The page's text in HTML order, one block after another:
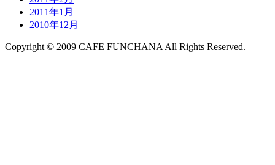
2011年1月
2010年12月
Copyright © 2009 CAFE FUNCHANA All Rights Reserved.